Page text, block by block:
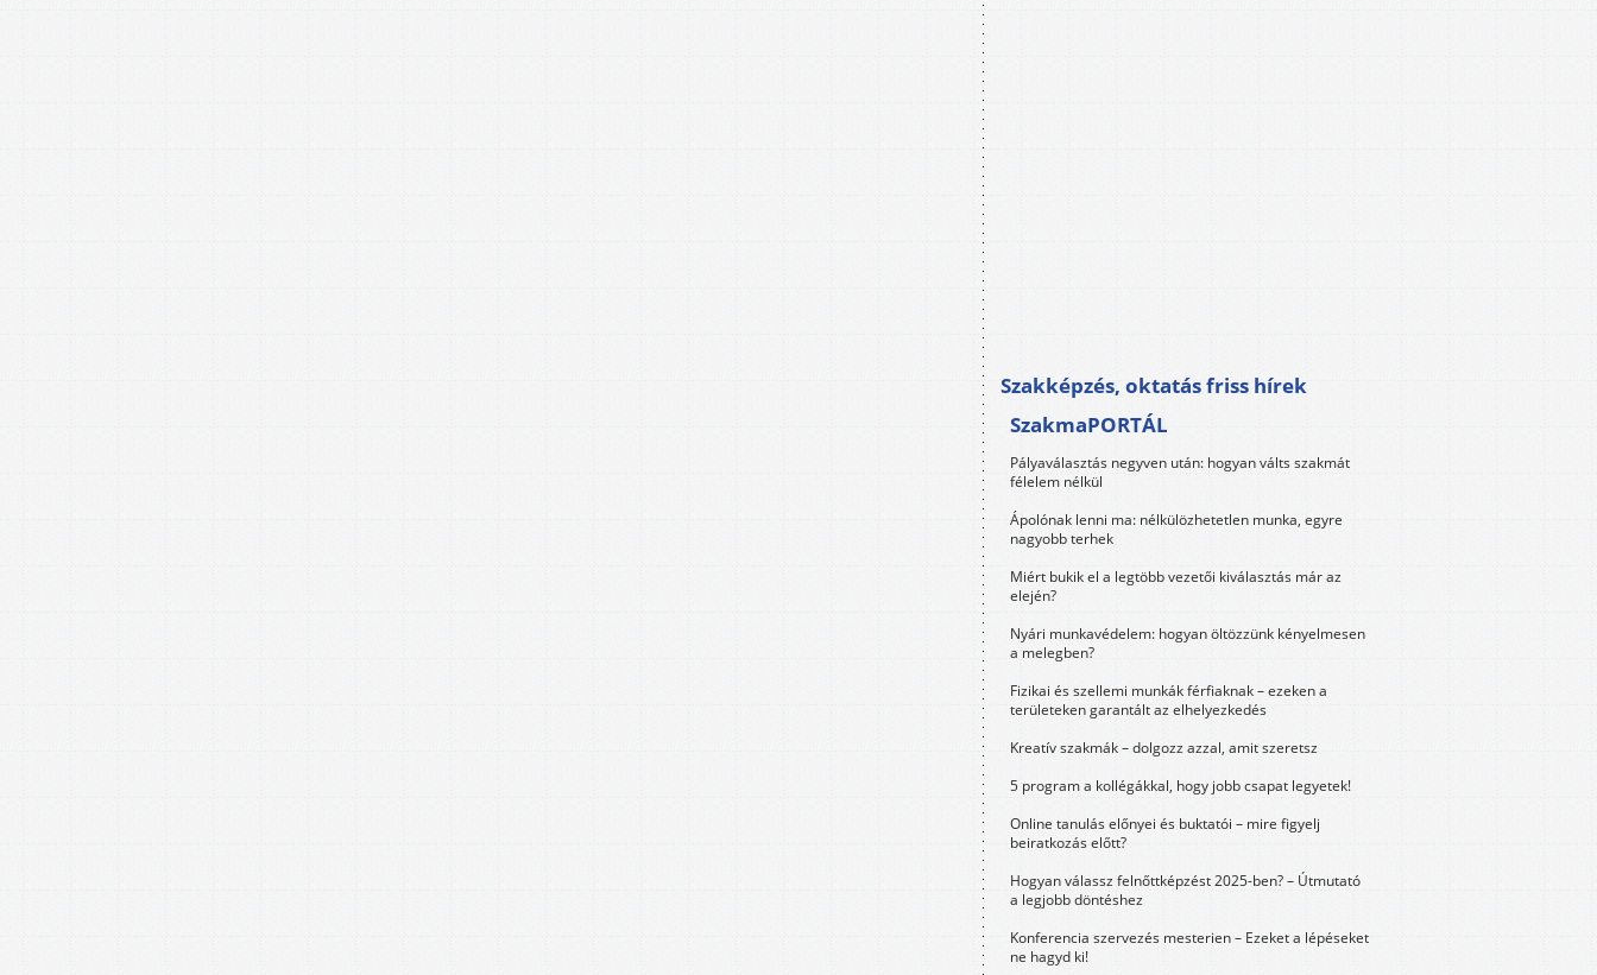
Szakképzés, oktatás friss hírek
SzakmaPORTÁL
Pályaválasztás negyven után: hogyan válts szakmát
félelem nélkül
Ápolónak lenni ma: nélkülözhetetlen munka, egyre
nagyobb terhek
Miért bukik el a legtöbb vezetői kiválasztás már az
elején?
Nyári munkavédelem: hogyan öltözzünk kényelmesen
a melegben?
Fizikai és szellemi munkák férfiaknak – ezeken a
területeken garantált az elhelyezkedés
Kreatív szakmák – dolgozz azzal, amit szeretsz
5 program a kollégákkal, hogy jobb csapat legyetek!
Online tanulás előnyei és buktatói – mire figyelj
beiratkozás előtt?
Hogyan válassz felnőttképzést 2025-ben? – Útmutató
a legjobb döntéshez
Konferencia szervezés mesterien – Ezeket a lépéseket
ne hagyd ki!